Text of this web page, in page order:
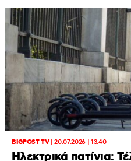
BIGPOST TV|20.07.2026 | 13:40
Ηλεκτρικά πατίνια: